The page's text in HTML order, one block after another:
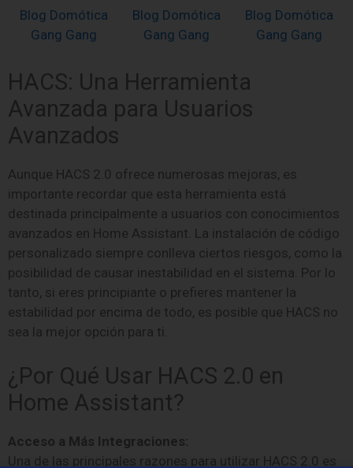
HACS: Una Herramienta
Avanzada para Usuarios
Avanzados
Aunque HACS 2.0 ofrece numerosas mejoras, es
importante recordar que esta herramienta está
destinada principalmente a usuarios con conocimientos
avanzados en Home Assistant. La instalación de código
personalizado siempre conlleva ciertos riesgos, como la
posibilidad de causar inestabilidad en el sistema. Por lo
tanto, si eres principiante o prefieres mantener la
estabilidad por encima de todo, es posible que HACS no
sea la mejor opción para ti.
¿Por Qué Usar HACS 2.0 en
Home Assistant?
Acceso a Más Integraciones:
Una de las principales razones para utilizar HACS 2.0 es